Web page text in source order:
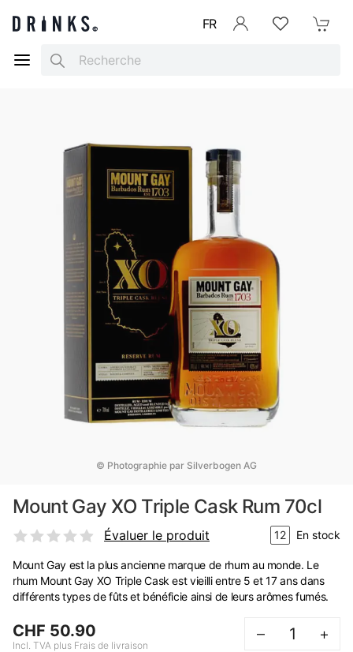
FR
Search
© Photographie par Silverbogen AG
Mount Gay XO Triple Cask Rum 70cl
Évaluer le produit 12 En stock
Mount Gay est la plus ancienne marque de rhum au monde. Le
rhum Mount Gay XO Triple Cask est vieilli entre 5 et 17 ans dans
différents types de fûts et bénéficie ainsi de leurs arômes fumés.
CHF 50.90
Incl. TVA plus Frais de livraison
– +